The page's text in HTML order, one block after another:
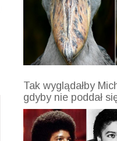
Tak wyglądałby
gdyby nie poddał